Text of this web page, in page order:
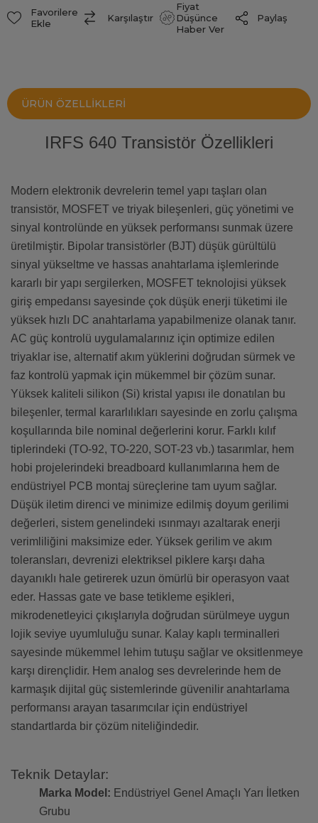
Favorilere
Ekle
Karşılaştır
Fiyat
Düşünce
Haber Ver
Paylaş
ÜRÜN ÖZELLIKLERI
IRFS 640 Transistör Özellikleri
Modern elektronik devrelerin temel yapı taşları olan
transistör, MOSFET ve triyak bileşenleri, güç yönetimi ve
sinyal kontrolünde en yüksek performansı sunmak üzere
üretilmiştir. Bipolar transistörler (BJT) düşük gürültülü
sinyal yükseltme ve hassas anahtarlama işlemlerinde
kararlı bir yapı sergilerken, MOSFET teknolojisi yüksek
giriş empedansı sayesinde çok düşük enerji tüketimi ile
yüksek hızlı DC anahtarlama yapabilmenize olanak tanır.
AC güç kontrolü uygulamalarınız için optimize edilen
triyaklar ise, alternatif akım yüklerini doğrudan sürmek ve
faz kontrolü yapmak için mükemmel bir çözüm sunar.
Yüksek kaliteli silikon (Si) kristal yapısı ile donatılan bu
bileşenler, termal kararlılıkları sayesinde en zorlu çalışma
koşullarında bile nominal değerlerini korur. Farklı kılıf
tiplerindeki (TO-92, TO-220, SOT-23 vb.) tasarımlar, hem
hobi projelerindeki breadboard kullanımlarına hem de
endüstriyel PCB montaj süreçlerine tam uyum sağlar.
Düşük iletim direnci ve minimize edilmiş doyum gerilimi
değerleri, sistem genelindeki ısınmayı azaltarak enerji
verimliliğini maksimize eder. Yüksek gerilim ve akım
toleransları, devrenizi elektriksel piklere karşı daha
dayanıklı hale getirerek uzun ömürlü bir operasyon vaat
eder. Hassas gate ve base tetikleme eşikleri,
mikrodenetleyici çıkışlarıyla doğrudan sürülmeye uygun
lojik seviye uyumluluğu sunar. Kalay kaplı terminalleri
sayesinde mükemmel lehim tutuşu sağlar ve oksitlenmeye
karşı dirençlidir. Hem analog ses devrelerinde hem de
karmaşık dijital güç sistemlerinde güvenilir anahtarlama
performansı arayan tasarımcılar için endüstriyel
standartlarda bir çözüm niteliğindedir.
Teknik Detaylar:
Marka Model: Endüstriyel Genel Amaçlı Yarı İletken
Grubu